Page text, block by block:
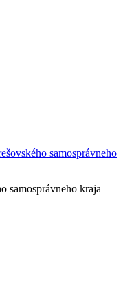
samosprávneho kraja